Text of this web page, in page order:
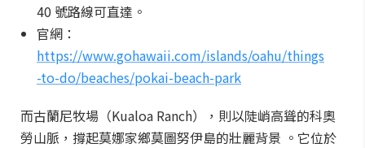
40 號路線可直達。
官網：
https://www.gohawaii.com/islands/oahu/things
-to-do/beaches/pokai-beach-park
而古蘭尼牧場（Kualoa Ranch），則以陡峭高聳的科奧
勞山脈，撐起莫娜家鄉莫圖努伊島的壯麗背景 。它位於